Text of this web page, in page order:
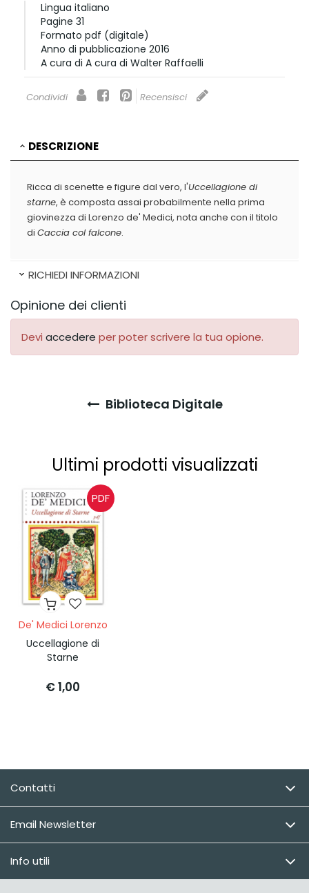
Lingua italiano
Pagine 31
Formato pdf (digitale)
Anno di pubblicazione 2016
A cura di A cura di Walter Raffaelli
Condividi Recensisci
DESCRIZIONE
Ricca di scenette e figure dal vero, l'Uccellagione di
starne, è composta assai probabilmente nella prima
giovinezza di Lorenzo de' Medici, nota anche con il titolo
di Caccia col falcone.
RICHIEDI INFORMAZIONI
Opinione dei clienti
Devi accedere per poter scrivere la tua opione.
Biblioteca Digitale
Ultimi prodotti visualizzati
PDF
De' Medici Lorenzo
Uccellagione di
Starne
€ 1,00
Contatti
Email Newsletter
Info utili